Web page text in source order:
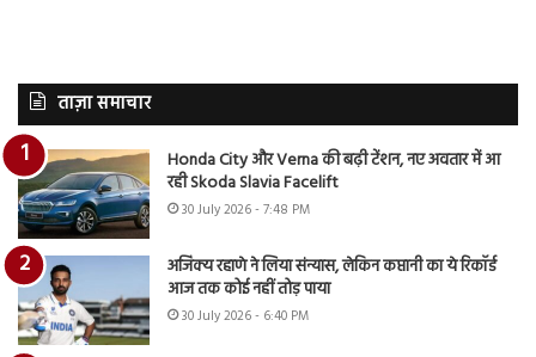
ताज़ा समाचार
Honda City और Verna की बढ़ी टेंशन, नए अवतार में आ
रही Skoda Slavia Facelift
30 July 2026 - 7:48 PM
अजिंक्य रहाणे ने लिया संन्यास, लेकिन कप्तानी का ये रिकॉर्ड
आज तक कोई नहीं तोड़ पाया
30 July 2026 - 6:40 PM